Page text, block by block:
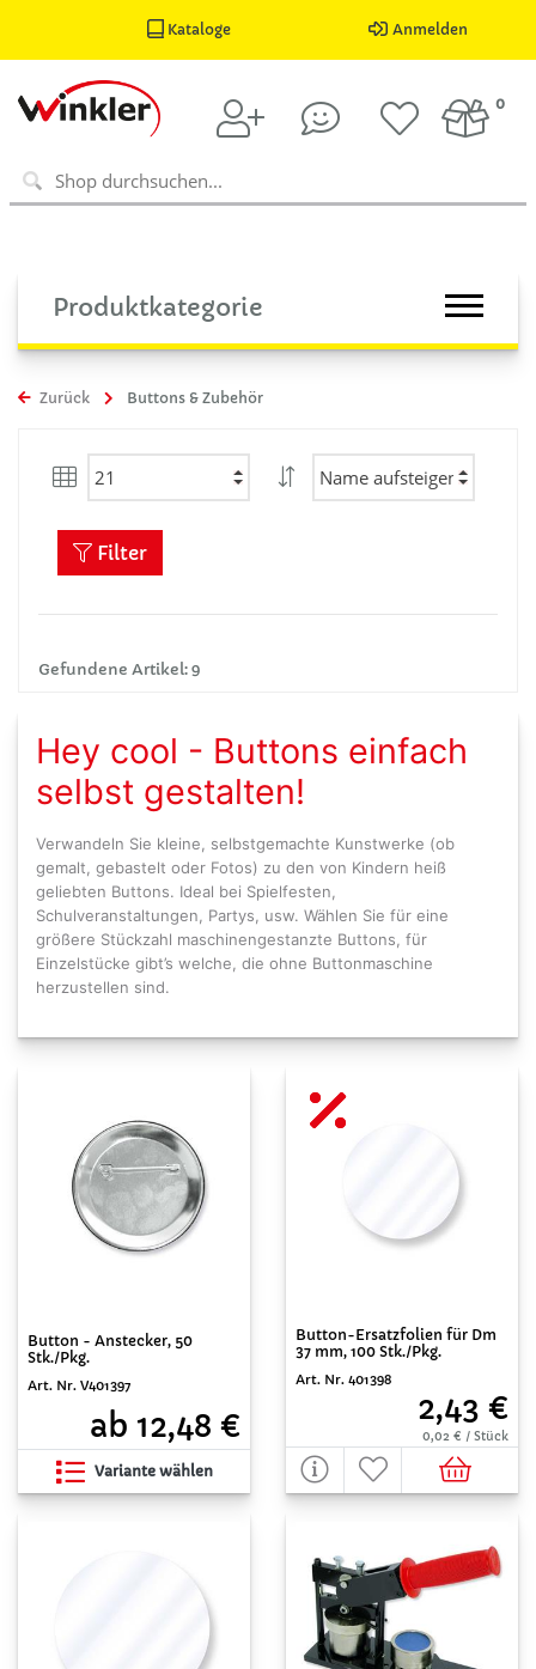
Kataloge Anmelden
0
Produktkategorie
Zurück Buttons & Zubehör
Gefundene Artikel: 9
Filter
Hey cool - Buttons einfach
selbst gestalten!
Verwandeln Sie kleine, selbstgemachte Kunstwerke (ob
gemalt, gebastelt oder Fotos) zu den von Kindern heiß
geliebten Buttons. Ideal bei Spielfesten,
Schulveranstaltungen, Partys, usw. Wählen Sie für eine
größere Stückzahl maschinengestanzte Buttons, für
Einzelstücke gibt’s welche, die ohne Buttonmaschine
herzustellen sind.
Button - Anstecker, 50
Stk./Pkg.
Art. Nr. V401397
ab 12,48 €
Variante wählen
Button-Ersatzfolien für Dm
37 mm, 100 Stk./Pkg.
Art. Nr. 401398
2,43 €
0,02 € / Stück